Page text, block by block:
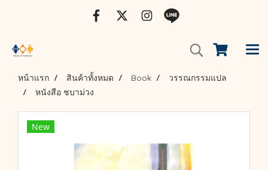
หน้าแรก สินค้าทั้งหมด Book
วรรณกรรมแปล
หนังสือ ชบาม่วง
New